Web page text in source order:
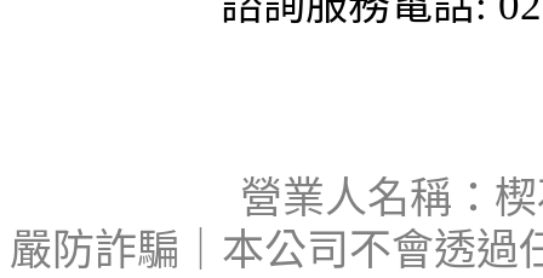
營業人名稱：
嚴防詐騙｜本公司不會透過